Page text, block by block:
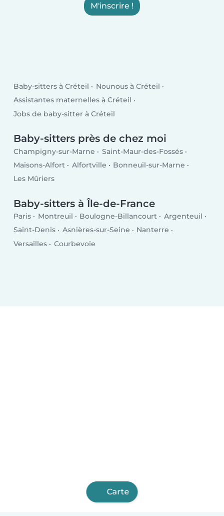
M'inscrire !
Baby-sitters à Créteil
Nounous à Créteil
Assistantes maternelles à Créteil
Jobs de baby-sitter à Créteil
Baby-sitters près de chez moi
Champigny-sur-Marne
Saint-Maur-des-Fossés
Maisons-Alfort
Alfortville
Bonneuil-sur-Marne
Les Mûriers
Baby-sitters à Île-de-France
Paris Montreuil Boulogne-Billancourt
Argenteuil
Saint-Denis
Asnières-sur-Seine
Nanterre
Versailles
Courbevoie
Carte